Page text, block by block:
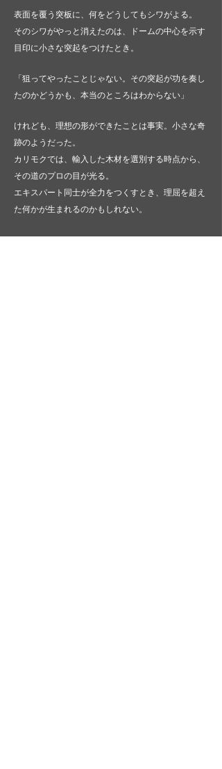
表面を覆う突板に、何をどうしてもシワがよる。
そのシワがやっと消えたのは、ドームの中心を示す
目印に小さな突起をつけたとき。
「狙ってやったことじゃない。その突起が功を奏し
たのかどうかも、本当のところはわからない」
けれども、理想の形ができたことは事実。小さな奇
跡のようだった。
カリモクでは、輸入した木材を選別する時点から、
その道のプロの目が光る。
エキスパート同士が全力をつくすとき、理屈を超え
た何かが生まれるのかもしれない。